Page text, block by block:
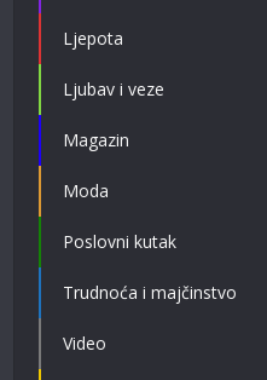
Ljepota
Ljubav i veze
Magazin
Moda
Poslovni kutak
Trudnoća i majčinstvo
Video